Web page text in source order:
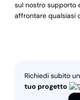
sul nostro supporto
affrontare qualsiasi
Richiedi subito
tuo progetto